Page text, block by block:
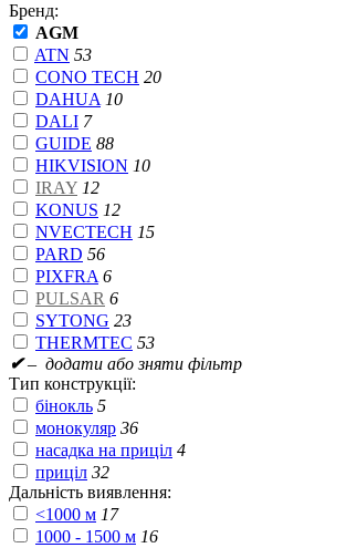
Бренд:
AGM
ATN 53
CONO TECH 20
DAHUA 10
DALI 7
GUIDE 88
HIKVISION 10
IRAY 12
KONUS 12
NVECTECH 15
PARD 56
PIXFRA 6
PULSAR 6
SYTONG 23
THERMTEC 53
✔– додати або зняти фільтр
Тип конструкції:
бінокль 5
монокуляр 36
насадка на приціл 4
приціл 32
Дальність виявлення:
<1000 м 17
1000 - 1500 м 16